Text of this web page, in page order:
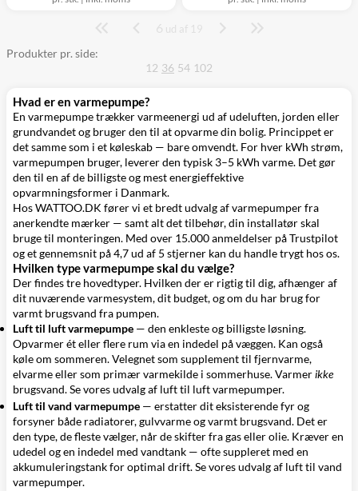
Side
6 ud af 19
Produkter pr. side:
12 36 54 102
Hvad er en varmepumpe?
En varmepumpe trækker varmeenergi ud af udeluften, jorden eller
grundvandet og bruger den til at opvarme din bolig. Princippet er
det samme som i et køleskab — bare omvendt. For hver kWh strøm,
varmepumpen bruger, leverer den typisk 3–5 kWh varme. Det gør
den til en af de billigste og mest energieffektive
opvarmningsformer i Danmark.
Hos WATTOO.DK fører vi et bredt udvalg af varmepumper fra
anerkendte mærker — samt alt det tilbehør, din installatør skal
bruge til monteringen. Med over 15.000 anmeldelser på Trustpilot
og et gennemsnit på 4,7 ud af 5 stjerner kan du handle trygt hos os.
Hvilken type varmepumpe skal du vælge?
Der findes tre hovedtyper. Hvilken der er rigtig til dig, afhænger af
dit nuværende varmesystem, dit budget, og om du har brug for
varmt brugsvand fra pumpen.
Luft til luft varmepumpe — den enkleste og billigste løsning.
Opvarmer ét eller flere rum via en indedel på væggen. Kan også
køle om sommeren. Velegnet som supplement til fjernvarme,
elvarme eller som primær varmekilde i sommerhuse. Varmerikke
brugsvand.Se vores udvalg af luft til luft varmepumper.
Luft til vand varmepumpe — erstatter dit eksisterende fyr og
forsyner både radiatorer, gulvvarme og varmt brugsvand. Det er
den type, de fleste vælger, når de skifter fra gas eller olie. Kræver en
udedel og en indedel med vandtank — ofte suppleret med en
akkumuleringstankfor optimal drift.Se vores udvalg af luft til vand
varmepumper.